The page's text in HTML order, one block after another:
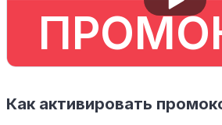
Как активировать